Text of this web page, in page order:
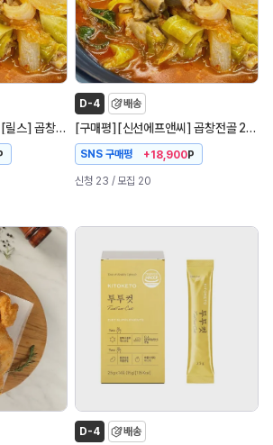
[릴스] 곱창전골 280g
D-4 배송
[구매평] [신선에프앤씨 ] 곱창전골 280g 구매평
SNS 구매평 +18,900P
신청 23 / 모집 20
D-4 배송